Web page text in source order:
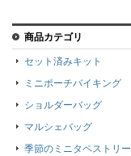
商品カテゴリ
セット済みキット
ミニポーチバイキング
ショルダーバッグ
マルシェバッグ
季節のミニタペストリー